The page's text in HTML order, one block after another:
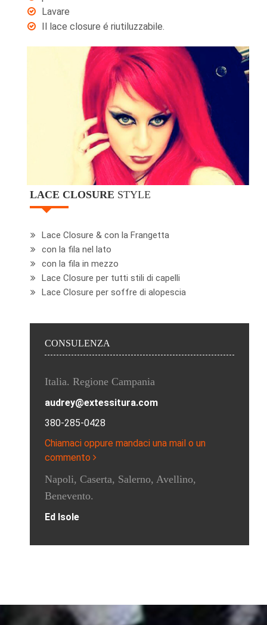
Lavare
Il lace closure é riutiluzzabile.
LACE CLOSURE STYLE
Lace Closure & con la Frangetta
con la fila nel lato
con la fila in mezzo
Lace Closure per tutti stili di capelli
Lace Closure per soffre di alopescia
CONSULENZA
Italia. Regione Campania
audrey@extessitura.com
380-285-0428
Chiamaci oppure mandaci una mail o un
commento
Napoli, Caserta, Salerno, Avellino,
Benevento.
Ed Isole